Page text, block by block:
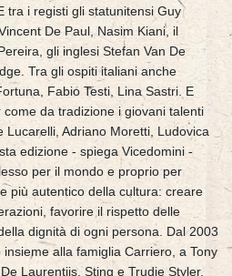
tra i registi gli statunitensi Guy
De Paul, Nasim Kiani, il
gli inglesi Stefan Van De
Tra gli ospiti italiani anche
Fabio Testi, Lina Sastri. E
da tradizione i giovani talenti
Lucarelli, Adriano Moretti, Ludovica
edizione - spiega Vicedomini -
per il mondo e proprio per
più autentico della cultura: creare
favorire il rispetto delle
dignità di ogni persona. Dal 2003
alla famiglia Carriero, a Tony
Laurentiis, Sting e Trudie Styler,